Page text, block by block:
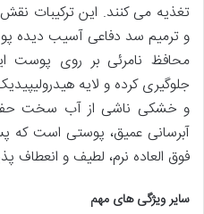
تغذیه می کنند. این ترکیبات
و ترمیم سد دفاعی آسیب دیده
محافظ نامرئی بر روی پوست
جلوگیری کرده و لایه
و خشکی ناشی از آب سخت
آبرسانی عمیق، پوستی است که
فوق العاده نرم، لطیف و انعطاف
سایر ویژگی های مهم